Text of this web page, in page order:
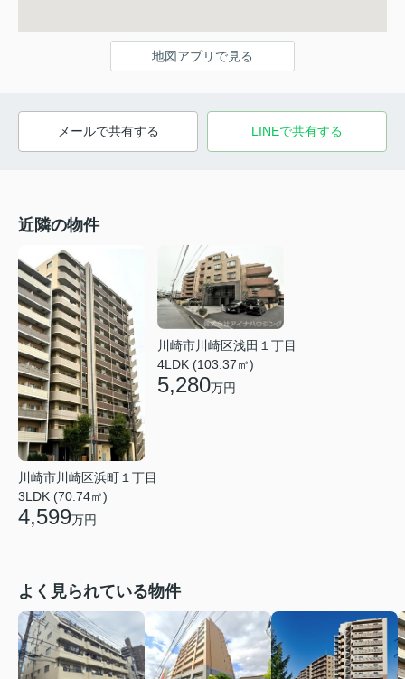
地図アプリで見る
メールで共有する LINEで共有する
近隣の物件
川崎市川崎区浜町１丁目
3LDK (70.74㎡)
4,599万円
川崎市川崎区浅田１丁目
4LDK (103.37㎡)
5,280万円
よく見られている物件